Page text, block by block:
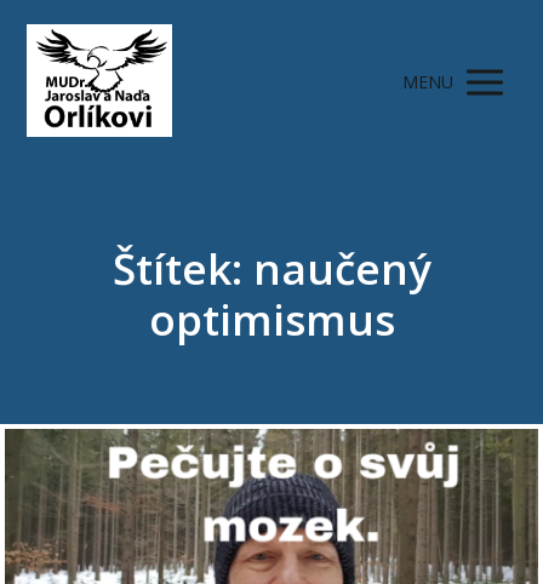
MENU
Štítek: naučený
optimismus